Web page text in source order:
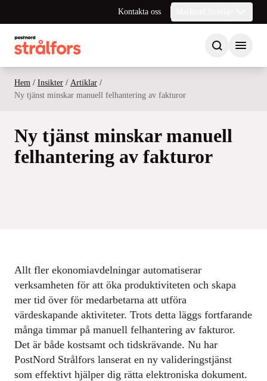
Kontakta oss
Hem / Insikter / Artiklar /
Ny tjänst minskar manuell felhantering av fakturor
Ny tjänst minskar manuell
felhantering av fakturor
Allt fler ekonomiavdelningar automatiserar
verksamheten för att öka produktiviteten och skapa
mer tid över för medarbetarna att utföra
värdeskapande aktiviteter. Trots detta läggs fortfarande
många timmar på manuell felhantering av fakturor.
Det är både kostsamt och tidskrävande. Nu har
PostNord Strålfors lanserat en ny valideringstjänst
som effektivt hjälper dig rätta elektroniska dokument.